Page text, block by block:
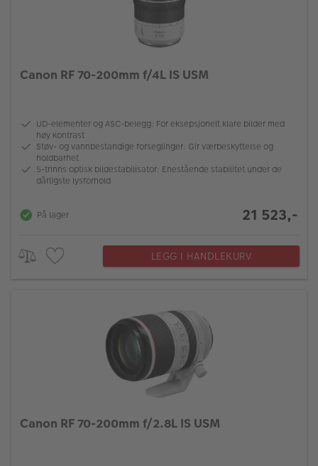
Canon RF 70-200mm f/4L IS USM
UD-elementer og ASC-belegg: For eksepsjonelt klare bilder med
høy kontrast
Støv- og vannbestandige forseglinger: Gir værbeskyttelse og
holdbarhet
5-trinns optisk bildestabilisator: Enestående stabilitet under de
dårligste lysforhold
På lager 21 523,-
LEGG I HANDLEKURV
Canon RF 70-200mm f/2.8L IS USM